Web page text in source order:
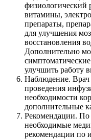
физиологический
витамины,
препараты,
для улучшения
восстановления
Дополнительно
улучшить работу
Наблюдение. Врач
проведения
необходимости
дополнительные
Рекомендации. По
необходимые
рекомендации по